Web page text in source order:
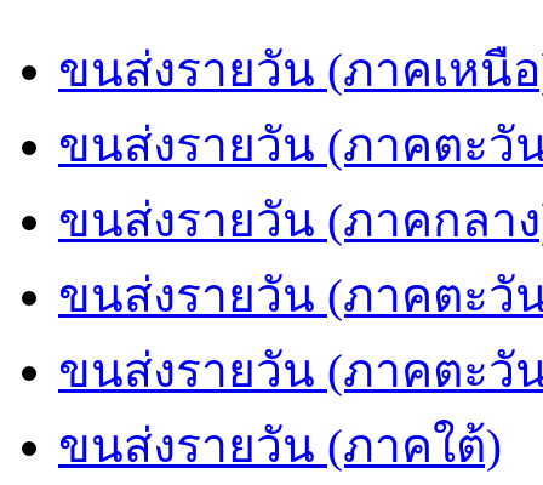
ขนส่งรายวัน (ภาคเหนื
ขนส่งรายวัน (ภาคตะวั
ขนส่งรายวัน (ภาคกลา
ขนส่งรายวัน (ภาคตะวั
ขนส่งรายวัน (ภาคตะวั
ขนส่งรายวัน (ภาคใต้)